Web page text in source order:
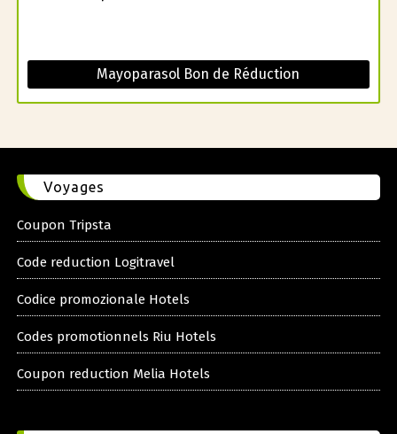
Mayoparasol Bon de Réduction
Voyages
Coupon Tripsta
Code reduction Logitravel
Codice promozionale Hotels
Codes promotionnels Riu Hotels
Coupon reduction Melia Hotels